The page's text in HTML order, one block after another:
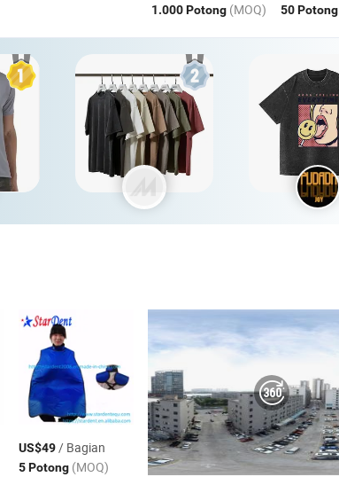
1.000 Potong (MOQ) 50 Potong
US$49/ Bagian
5 Potong (MOQ)